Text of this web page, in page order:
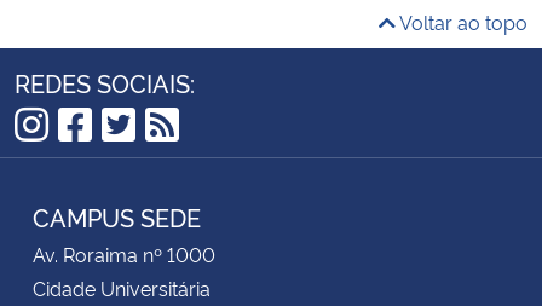
Voltar ao topo
REDES SOCIAIS:
Instagram
Facebook
Twitter
RSS
CAMPUS SEDE
Av. Roraima nº 1000
Cidade Universitária